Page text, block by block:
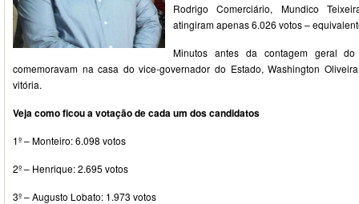
Rodrigo Comerciário, Mundico
atingiram apenas 6.026 votos –
Minutos antes da contagem geral
comemoravam na casa do vice-governador do Estado, Washington
vitória.
Veja como ficou a votação de cada um dos candidatos
1º – Monteiro: 6.098 votos
2º – Henrique: 2.695 votos
3º – Augusto Lobato: 1.973 votos